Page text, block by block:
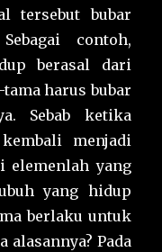
tersebut bubar
contoh,
berasal dari
harus bubar
Sebab ketika
menjadi
elemenlah yang
yang hidup
berlaku untuk
alasannya? Pada